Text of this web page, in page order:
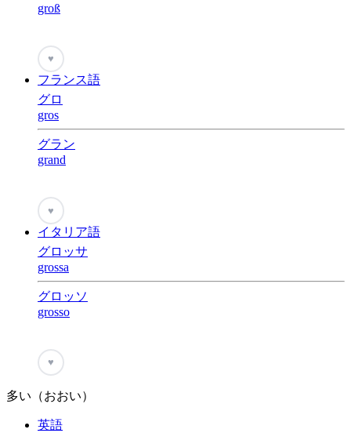
groß
♥
フランス語
グロ
gros
グラン
grand
♥
イタリア語
グロッサ
grossa
グロッソ
grosso
♥
多い（おおい）
英語